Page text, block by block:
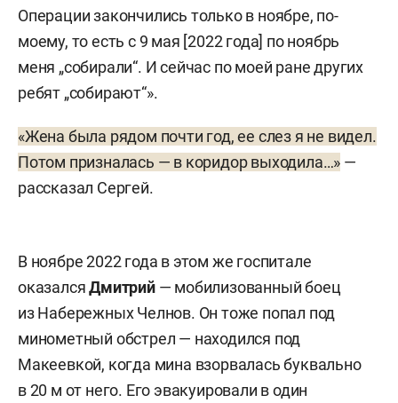
Операции закончились только в ноябре, по-
моему, то есть с 9 мая [2022 года] по ноябрь
меня „собирали“. И сейчас по моей ране других
ребят „собирают“».
«Жена была рядом почти год, ее слез я не видел.
Потом призналась — в коридор выходила…» —
рассказал Сергей.
В ноябре 2022 года в этом же госпитале
оказалсяДмитрий — мобилизованный боец
из Набережных Челнов. Он тоже попал под
минометный обстрел — находился под
Макеевкой, когда мина взорвалась буквально
в 20 м от него. Его эвакуировали в один